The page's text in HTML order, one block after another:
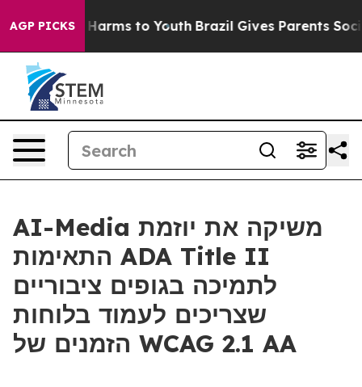
AGP PICKS
Abate Harms to Youth Brazil Gives Parents Social
AI-Media משיקה את יוזמת
התאימות ADA Title II
לתמיכה בגופים ציבוריים
שצריכים לעמוד בלוחות
הזמנים של WCAG 2.1 AA